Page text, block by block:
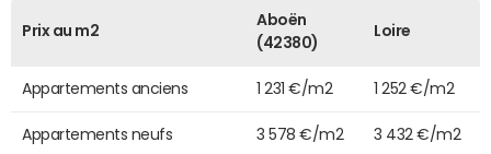
Prix au m2
Aboën
(42380)
Loire
Appartements anciens 1 231 €/m2 1 252 €/m2
Appartements neufs 3 578 €/m2 3 432 €/m2